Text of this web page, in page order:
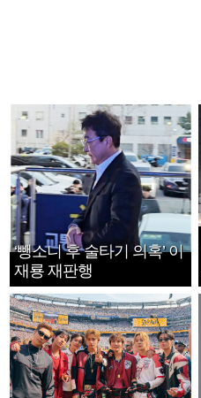
‘뺑소니 후 술타기 의혹’ 이
재룡 재판행